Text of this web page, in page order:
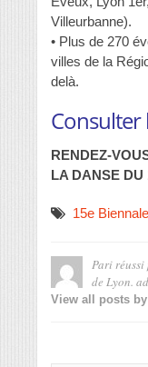
Villeurbanne).
• Plus de 270
villes de la
delà.
Consulter
RENDEZ-
LA DANSE DU
15e
Pari
de Lyon.
View all posts